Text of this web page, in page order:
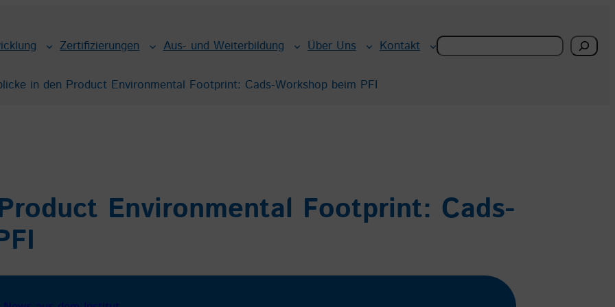
Zertifizierungen Aus- und Weiterbildung Über Uns Kontakt Search
in den Product Environmental Footprint: Cads-Workshop beim PFI
Environmental Footprint: Cads-